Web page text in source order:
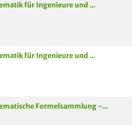
für Ingenieure und ...
für Ingenieure und ...
Formelsammlung -...